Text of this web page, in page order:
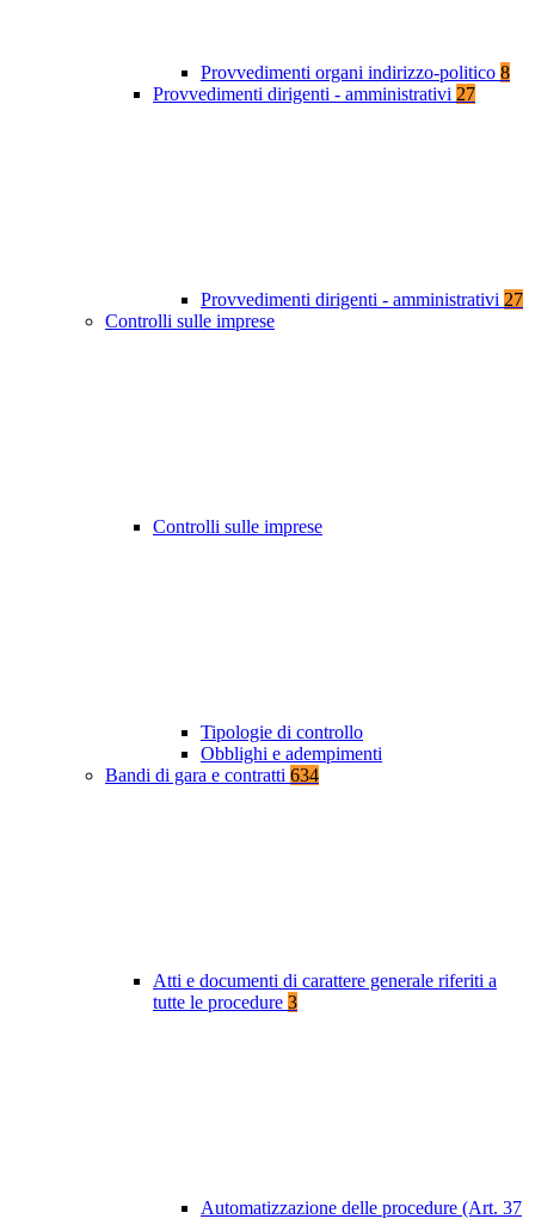
Provvedimenti organi indirizzo-politico 8
Provvedimenti dirigenti - amministrativi 27
Provvedimenti dirigenti - amministrativi 27
Controlli sulle imprese
Controlli sulle imprese
Tipologie di controllo
Obblighi e adempimenti
Bandi di gara e contratti 634
Atti e documenti di carattere generale riferiti a
tutte le procedure 3
Automatizzazione delle procedure (Art. 37